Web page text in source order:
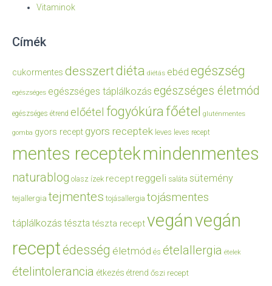
Vitaminok
Címék
cukormentes desszertdiéta diétás ebéd egészség
egészséges egészséges táplálkozás egészséges életmód
egészséges étrend előétel fogyókúrafőétel gluténmentes
gomba gyors recept gyors receptek leves leves recept
mentes receptekmindenmentes
naturablog olasz ízek recept reggeli saláta sütemény
tejallergia tejmentes tojásallergia tojásmentes
táplálkozás tészta tészta receptvegánvegán
receptédesség életmód és ételallergia ételek
ételintolerancia étkezés étrend őszi recept